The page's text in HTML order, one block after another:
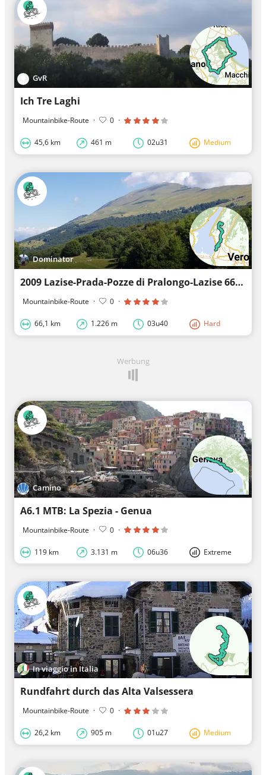
GvR
Ich Tre Laghi
Mountainbike-Route · 0 ·
45,6 km 461 m 02u31 Medium
Dominator
2009 Lazise-Prada-Pozze di Pralongo-Lazise 66km, 1230hm.
Mountainbike-Route · 0 ·
66,1 km 1.226 m 03u40 Hard
Werbung
Camino
A6.1 MTB: La Spezia - Genua
Mountainbike-Route · 0 ·
119 km 3.131 m 06u36 Extreme
In viaggio in Italia
Rundfahrt durch das Alta Valsessera
Mountainbike-Route · 0 ·
26,2 km 905 m 01u27 Medium